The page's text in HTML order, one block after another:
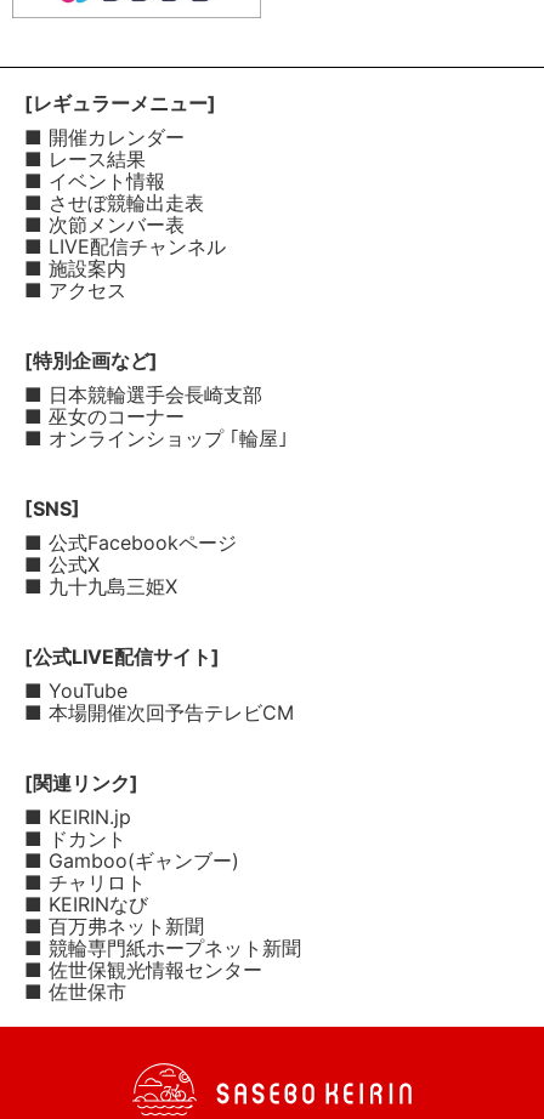
[レギュラーメニュー]
■ 開催カレンダー
■ レース結果
■ イベント情報
■ させぼ競輪出走表
■ 次節メンバー表
■ LIVE配信チャンネル
■ 施設案内
■ アクセス
[特別企画など]
■ 日本競輪選手会長崎支部
■ 巫女のコーナー
■ オンラインショップ ｢輪屋｣
[SNS]
■ 公式Facebookページ
■ 公式X
■ 九十九島三姫X
[公式LIVE配信サイト]
■ YouTube
■ 本場開催次回予告テレビCM
[関連リンク]
■ KEIRIN.jp
■ ドカント
■ Gamboo(ギャンブー)
■ チャリロト
■ KEIRINなび
■ 百万弗ネット新聞
■ 競輪専門紙ホープネット新聞
■ 佐世保観光情報センター
■ 佐世保市